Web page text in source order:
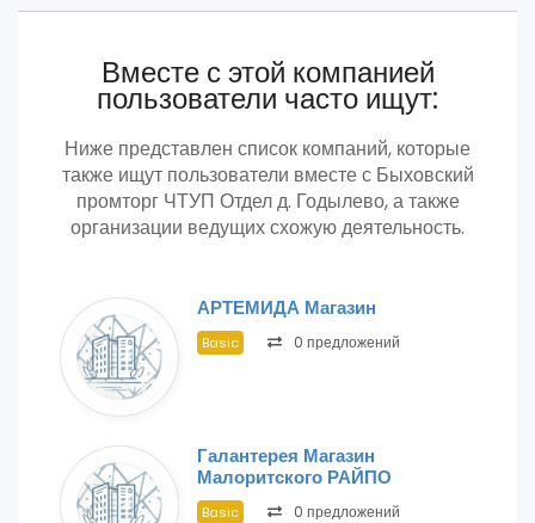
Вместе с этой компанией
пользователи часто ищут:
Ниже представлен список компаний, которые
также ищут пользователи вместе с Быховский
промторг ЧТУП Отдел д. Годылево, а также
организации ведущих схожую деятельность.
АРТЕМИДА Магазин
Basic 0 предложений
Галантерея Магазин
Малоритского РАЙПО
Basic 0 предложений